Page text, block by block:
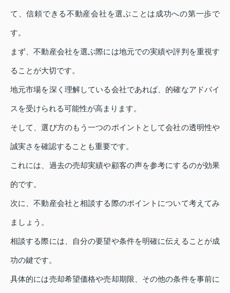
て、信頼できる不動産会社を選ぶことは成功への第一歩で
す。
まず、不動産会社を選ぶ際には地元での実績や評判を重視す
ることが大切です。
地元市場を深く理解している会社であれば、的確なアドバイ
スを受けられる可能性が高まります。
そして、選び方のもう一つのポイントとして会社の透明性や
誠実さを確認することも重要です。
これには、過去の売却実績や顧客の声を参考にするのが効果
的です。
次に、不動産会社と相談する際のポイントについて考えてみ
ましょう。
相談する際には、自分の要望や条件を明確に伝えることが成
功の鍵です。
具体的には売却希望価格や売却期限、その他の条件を事前に